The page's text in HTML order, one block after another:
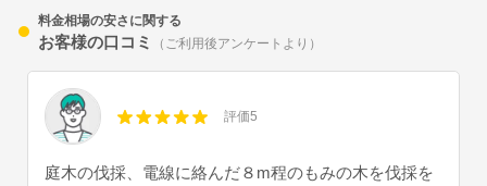
料金相場の安さに関する
お客様の口コミ （ご利用後アンケートより）
評価5
庭木の伐採、電線に絡んだ８m程のもみの木を伐採を